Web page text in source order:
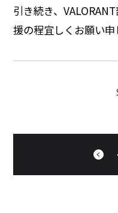
引き続き、
援の程宜しくお願い申